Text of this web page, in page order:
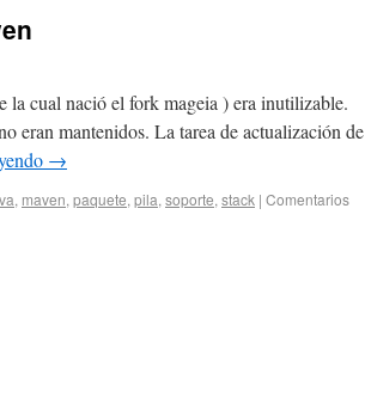
la cual nació el fork mageia ) era inutilizable.
eran mantenidos. La tarea de actualización de
→
, maven, paquete, pila, soporte, stack | Comentarios